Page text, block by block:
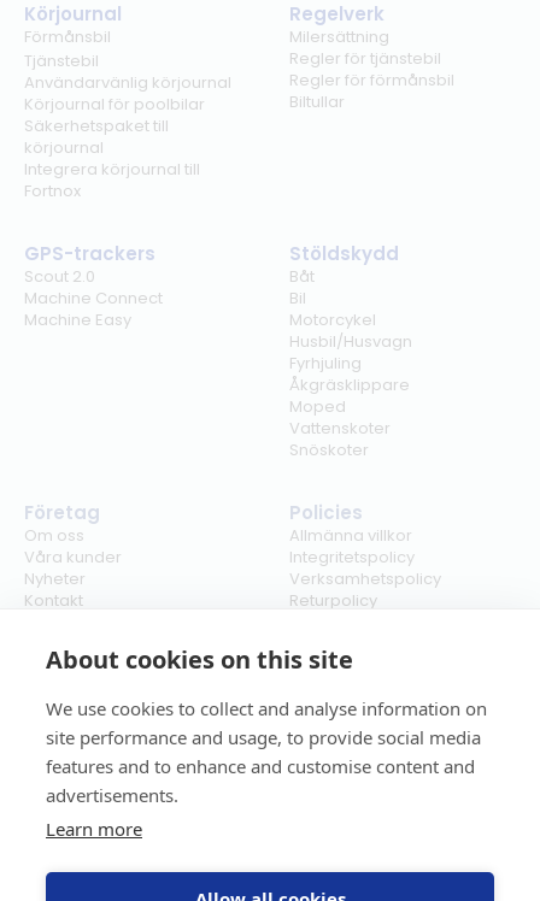
About cookies on this site
We use cookies to collect and analyse information on
site performance and usage, to provide social media
features and to enhance and customise content and
advertisements.
Learn more
Körjournal
Förmånsbil
Tjänstebil
Användarvänlig körjournal
Körjournal för poolbilar
Säkerhetspaket till
körjournal
Integrera körjournal till
Fortnox
Regelverk
Milersättning
Regler för tjänstebil
Regler för förmånsbil
Biltullar
GPS-trackers
Scout 2.0
Machine Connect
Machine Easy
Stöldskydd
Båt
Bil
Motorcykel
Husbil/Husvagn
Fyrhjuling
Åkgräsklippare
Moped
Vattenskoter
Snöskoter
Företag
Om oss
Våra kunder
Nyheter
Kontakt
Policies
Allmänna villkor
Integritetspolicy
Verksamhetspolicy
Returpolicy
Cookies